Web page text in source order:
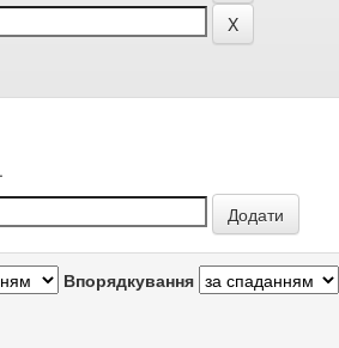
Впорядкування